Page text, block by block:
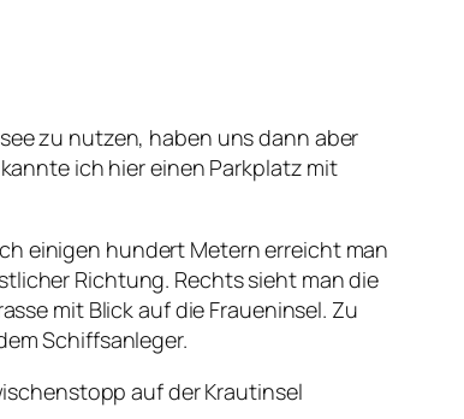
zu nutzen, haben uns dann aber
ich hier einen Parkplatz mit
einigen hundert Metern erreicht man
Richtung. Rechts sieht man die
mit Blick auf die Fraueninsel. Zu
Schiffsanleger.
auf der Krautinsel